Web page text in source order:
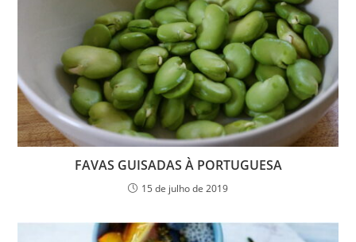
FAVAS GUISADAS À PORTUGUESA
15 de julho de 2019